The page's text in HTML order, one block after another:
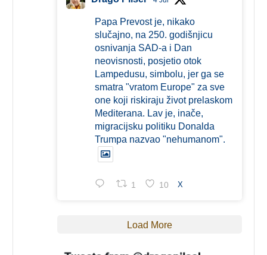
Papa Prevost je, nikako
slučajno, na 250. godišnjicu
osnivanja SAD-a i Dan
neovisnosti, posjetio otok
Lampedusu, simbolu, jer ga se
smatra "vratom Europe" za sve
one koji riskiraju život prelaskom
Mediterana. Lav je, inače,
migracijsku politiku Donalda
Trumpa nazvao "nehumanom".
1 10 X
Load More